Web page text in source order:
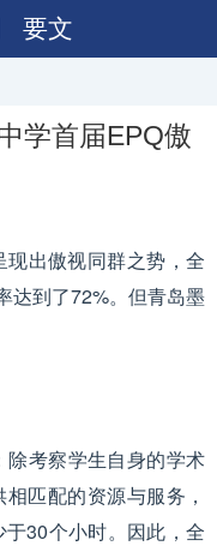
要文
学首届EPQ傲
出傲视同群之势，全
达到了72%。但青岛墨
考察学生自身的学术
匹配的资源与服务，
30个小时。因此，全